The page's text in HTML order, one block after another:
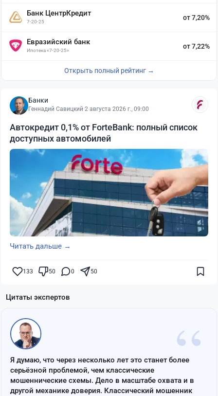
Банк ЦентрКредит
7-20-25
от 7,20%
Евразийский банк
Ипотека «7-20-25»
от 7,22%
Открыть полный рейтинг →
Банки
Геннадий Савицкий·2 августа 2026 г., 09:00
Автокредит 0,1% от ForteBank: полный список
доступных автомобилей
Читать дальше →
133 50 0 50
Цитаты экспертов
“
Я думаю, что через несколько лет это станет более
серьёзной проблемой, чем классические
мошеннические схемы. Дело в масштабе охвата и в
другой механике доверия. Классический мошенник